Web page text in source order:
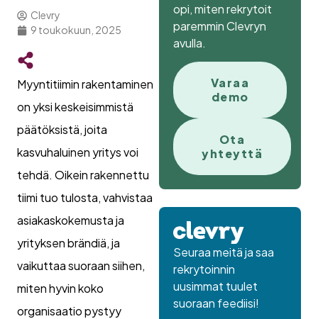
Clevry
9 toukokuun, 2025
Myyntitiimin rakentaminen
on yksi keskeisimmistä
päätöksistä, joita
kasvuhaluinen yritys voi
tehdä. Oikein rakennettu
tiimi tuo tulosta, vahvistaa
asiakaskokemusta ja
yrityksen brändiä, ja
vaikuttaa suoraan siihen,
miten hyvin koko
organisaatio pystyy
opi, miten rekrytoit
paremmin Clevryn
avulla.
Varaa
demo
Ota
yhteyttä
Seuraa meitä ja saa
rekrytoinnin
uusimmat tuulet
suoraan feediisi!